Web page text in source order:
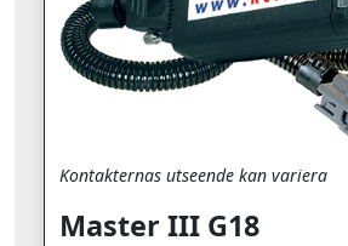
Kontakternas utseende kan variera
Master III G18